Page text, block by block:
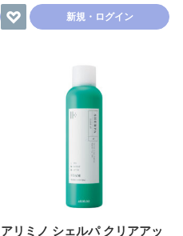
新規・ログイン
アリミノ シェルパ クリアアッ